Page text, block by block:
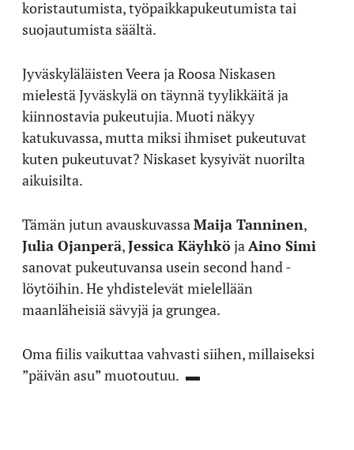
koristautumista, työpaikkapukeutumista tai
suojautumista säältä.
Jyväskyläläisten Veera ja Roosa Niskasen
mielestä Jyväskylä on täynnä tyylikkäitä ja
kiinnostavia pukeutujia. Muoti näkyy
katukuvassa, mutta miksi ihmiset pukeutuvat
kuten pukeutuvat? Niskaset kysyivät nuorilta
aikuisilta.
Tämän jutun avauskuvassaMaija Tanninen,
Julia Ojanperä,Jessica KäyhköjaAino Simi
sanovat pukeutuvansa usein second hand -
löytöihin. He yhdistelevät mielellään
maanläheisiä sävyjä ja grungea.
Oma fiilis vaikuttaa vahvasti siihen, millaiseksi
”päivän asu” muotoutuu. ▬